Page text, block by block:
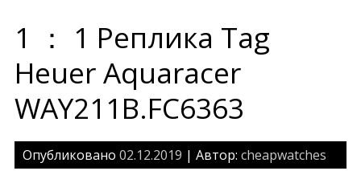
1 ： 1 Реплика Tag
Heuer Aquaracer
WAY211B.FC6363
Опубликовано 02.12.2019 | Автор: cheapwatches